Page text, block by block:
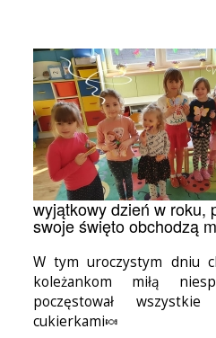
wyjątkowy dzień w roku,
swoje święto obchodzą
W tym uroczystym dniu
koleżankom miłą
poczęstował
cukierkami🍬